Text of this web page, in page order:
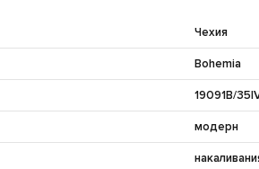
Чехия
Bohemia
19091B/
модерн